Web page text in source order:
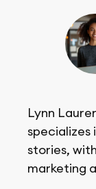
Lynn
specializes
stories,
marketing